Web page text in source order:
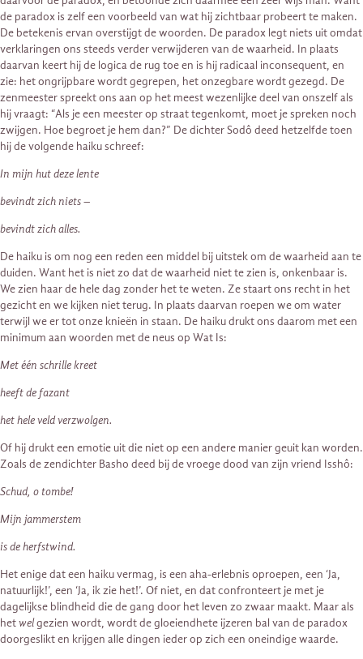
de paradox is zelf een voorbeeld van wat hij zichtbaar probeert te maken.
De betekenis ervan overstijgt de woorden. De paradox legt niets uit omdat
verklaringen ons steeds verder verwijderen van de waarheid. In plaats
daarvan keert hij de logica de rug toe en is hij radicaal inconsequent, en
zie: het ongrijpbare wordt gegrepen, het onzegbare wordt gezegd. De
zenmeester spreekt ons aan op het meest wezenlijke deel van onszelf als
hij vraagt: “Als je een meester op straat tegenkomt, moet je spreken noch
zwijgen. Hoe begroet je hem dan?” De dichter Sodô deed hetzelfde toen
hij de volgende haiku schreef:
In mijn hut deze lente
bevindt zich niets –
bevindt zich alles.
De haiku is om nog een reden een middel bij uitstek om de waarheid aan te
duiden. Want het is niet zo dat de waarheid niet te zien is, onkenbaar is.
We zien haar de hele dag zonder het te weten. Ze staart ons recht in het
gezicht en we kijken niet terug. In plaats daarvan roepen we om water
terwijl we er tot onze knieën in staan. De haiku drukt ons daarom met een
minimum aan woorden met de neus op Wat Is:
Met één schrille kreet
heeft de fazant
het hele veld verzwolgen.
Of hij drukt een emotie uit die niet op een andere manier geuit kan worden.
Zoals de zendichter Basho deed bij de vroege dood van zijn vriend Isshô:
Schud, o tombe!
Mijn jammerstem
is de herfstwind.
Het enige dat een haiku vermag, is een aha-erlebnis oproepen, een ‘Ja,
natuurlijk!’, een ‘Ja, ik zie het!’. Of niet, en dat confronteert je met je
dagelijkse blindheid die de gang door het leven zo zwaar maakt. Maar als
hetwelgezien wordt, wordt de gloeiendhete ijzeren bal van de paradox
doorgeslikt en krijgen alle dingen ieder op zich een oneindige waarde.